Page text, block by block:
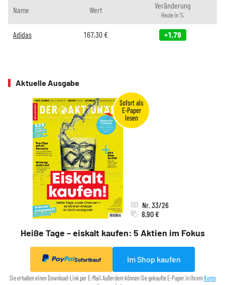
Name Wert Veränderung
Heute in %
Adidas 167,30€ +1,79
Aktuelle Ausgabe
Heiße Tage – eiskalt kaufen: 5 Aktien im Fokus
Nr. 33/26
8,90 €
Sofortkauf Im Shop kaufen
Sie erhalten einen Download-Link per E-Mail. Außerdem können Sie gekaufte E-Paper in Ihrem Konto